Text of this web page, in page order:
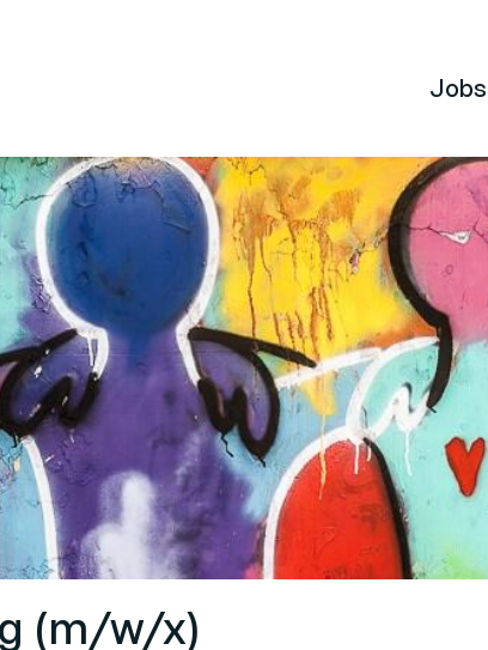
Jobs
(m/w/x)